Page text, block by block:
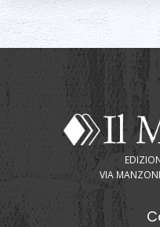
VIA